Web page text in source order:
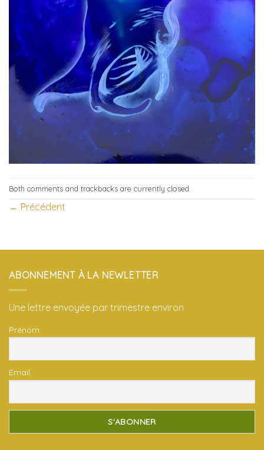
Both comments and trackbacks are currently closed.
← Précédent
ABONNEMENT À LA NEWLETTER
Une lettre envoyée par trimestre environ
Prénom
Email